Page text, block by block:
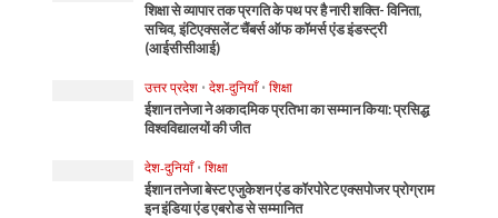
शिक्षा से व्यापार तक प्रगति के पथ पर है नारी शक्ति- विनिता,
सचिव, इंटिएक्सलेंट चैंबर्स ऑफ कॉमर्स एंड इंडस्ट्री
(आईसीसीआई)
उत्तर प्रदेश • देश-दुनियाँ • शिक्षा
ईशान तनेजा ने अकादमिक प्रतिभा का सम्मान किया: प्रसिद्ध
विश्वविद्यालयों की जीत
देश-दुनियाँ • शिक्षा
ईशान तनेजा बेस्ट एजुकेशन एंड कॉरपोरेट एक्सपोजर प्रोग्राम
इन इंडिया एंड एबरोड से सम्मानित